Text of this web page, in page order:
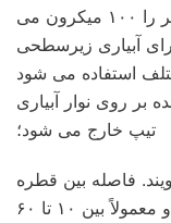
۰.۶ میلی متر است (هر ۰.۱ میلی متر را ۱۰۰ میکرون می
آبیاری زیرسطحی
بر روی نوار آبیاری
تیپ خارج می شود؛
فاصله بین قطره
چکان ها در نوار آبیاری مختلف است و معمولاً بین ۱۰ تا ۶۰